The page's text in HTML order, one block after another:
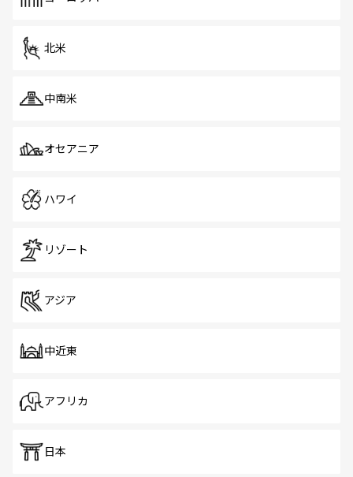
北米
中南米
オセアニア
ハワイ
リゾート
アジア
中近東
アフリカ
日本